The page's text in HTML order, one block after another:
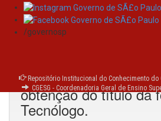
navigation
/governosp
Repositório Institucional do Conhecimento do
CGESG - Coordenadoria Geral de Ensino
Trabalhos de
Curso
Produção acadêmica
obtenção do título da
Tecnólogo.